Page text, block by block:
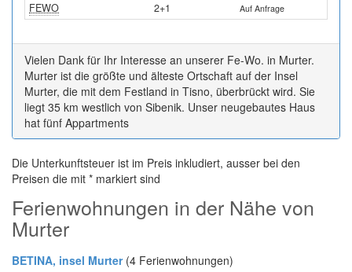
FEWO 2+1 Auf Anfrage
Vielen Dank für Ihr Interesse an unserer Fe-Wo. in Murter.
Murter ist die größte und älteste Ortschaft auf der Insel
Murter, die mit dem Festland in Tisno, überbrückt wird. Sie
liegt 35 km westlich von Sibenik. Unser neugebautes Haus
hat fünf Appartments
Die Unterkunftsteuer ist im Preis inkludiert, ausser bei den
Preisen die mit * markiert sind
Ferienwohnungen in der Nähe von
Murter
BETINA, insel Murter(4 Ferienwohnungen)